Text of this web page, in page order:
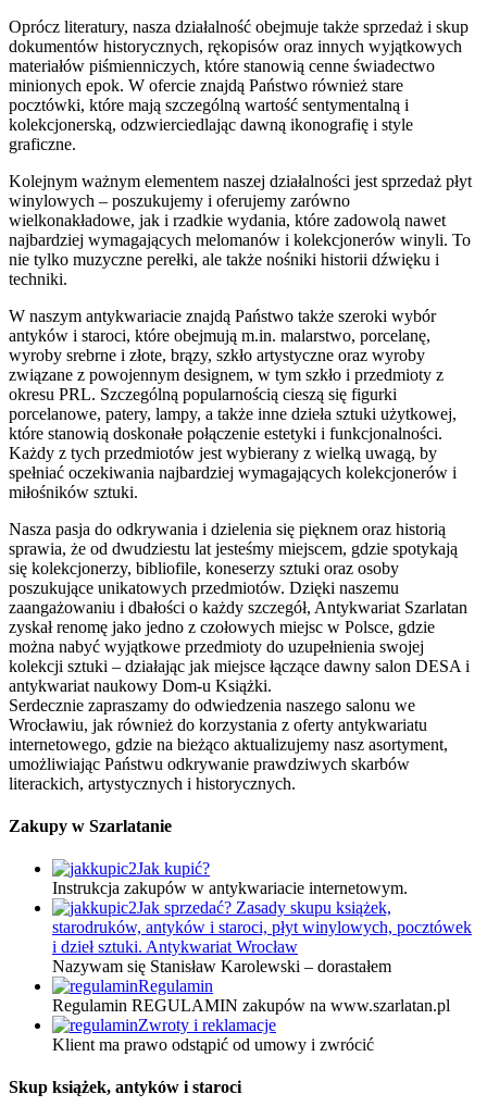
Oprócz literatury, nasza działalność obejmuje także sprzedaż i skup
dokumentów historycznych, rękopisów oraz innych wyjątkowych
materiałów piśmienniczych, które stanowią cenne świadectwo
minionych epok. W ofercie znajdą Państwo również stare
pocztówki, które mają szczególną wartość sentymentalną i
kolekcjonerską, odzwierciedlając dawną ikonografię i style
graficzne.
Kolejnym ważnym elementem naszej działalności jest sprzedaż płyt
winylowych – poszukujemy i oferujemy zarówno
wielkonakładowe, jak i rzadkie wydania, które zadowolą nawet
najbardziej wymagających melomanów i kolekcjonerów winyli. To
nie tylko muzyczne perełki, ale także nośniki historii dźwięku i
techniki.
W naszym antykwariacie znajdą Państwo także szeroki wybór
antyków i staroci, które obejmują m.in. malarstwo, porcelanę,
wyroby srebrne i złote, brązy, szkło artystyczne oraz wyroby
związane z powojennym designem, w tym szkło i przedmioty z
okresu PRL. Szczególną popularnością cieszą się figurki
porcelanowe, patery, lampy, a także inne dzieła sztuki użytkowej,
które stanowią doskonałe połączenie estetyki i funkcjonalności.
Każdy z tych przedmiotów jest wybierany z wielką uwagą, by
spełniać oczekiwania najbardziej wymagających kolekcjonerów i
miłośników sztuki.
Nasza pasja do odkrywania i dzielenia się pięknem oraz historią
sprawia, że od dwudziestu lat jesteśmy miejscem, gdzie spotykają
się kolekcjonerzy, bibliofile, koneserzy sztuki oraz osoby
poszukujące unikatowych przedmiotów. Dzięki naszemu
zaangażowaniu i dbałości o każdy szczegół, Antykwariat Szarlatan
zyskał renomę jako jedno z czołowych miejsc w Polsce, gdzie
można nabyć wyjątkowe przedmioty do uzupełnienia swojej
kolekcji sztuki – działając jak miejsce łączące dawny salon DESA i
antykwariat naukowy Dom-u Książki.
Serdecznie zapraszamy do odwiedzenia naszego salonu we
Wrocławiu, jak również do korzystania z oferty antykwariatu
internetowego, gdzie na bieżąco aktualizujemy nasz asortyment,
umożliwiając Państwu odkrywanie prawdziwych skarbów
literackich, artystycznych i historycznych.
Zakupy w Szarlatanie
Jak kupić?
Instrukcja zakupów w antykwariacie internetowym.
Jak sprzedać? Zasady skupu książek,
starodruków, antyków i staroci, płyt winylowych, pocztówek
i dzieł sztuki. Antykwariat Wrocław
Nazywam się Stanisław Karolewski – dorastałem
Regulamin
Regulamin REGULAMIN zakupów na www.szarlatan.pl
Zwroty i reklamacje
Klient ma prawo odstąpić od umowy i zwrócić
Skup książek, antyków i staroci